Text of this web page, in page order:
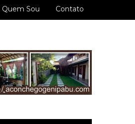
Quem Sou Contato